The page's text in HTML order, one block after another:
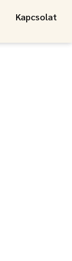
Kapcsolat